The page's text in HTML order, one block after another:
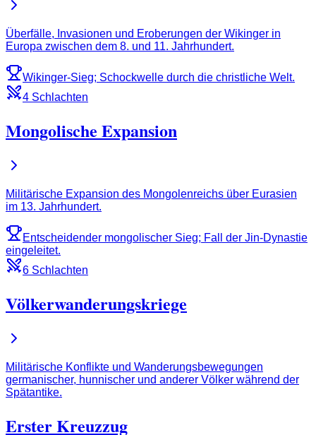
Überfälle, Invasionen und Eroberungen der Wikinger in
Europa zwischen dem 8. und 11. Jahrhundert.
Wikinger-Sieg; Schockwelle durch die christliche Welt.
4 Schlachten
Mongolische Expansion
Militärische Expansion des Mongolenreichs über Eurasien
im 13. Jahrhundert.
Entscheidender mongolischer Sieg; Fall der Jin-Dynastie
eingeleitet.
6 Schlachten
Völkerwanderungskriege
Militärische Konflikte und Wanderungsbewegungen
germanischer, hunnischer und anderer Völker während der
Spätantike.
Erster Kreuzzug